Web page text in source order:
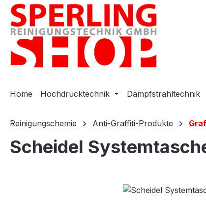
Hauptinhalt springen
Zur Suche springen
Zur Hauptnavigation springen
Home Hochdrucktechnik Dampfstrahltechnik
Reinigungschemie Anti-Graffiti-Produkte
Scheidel